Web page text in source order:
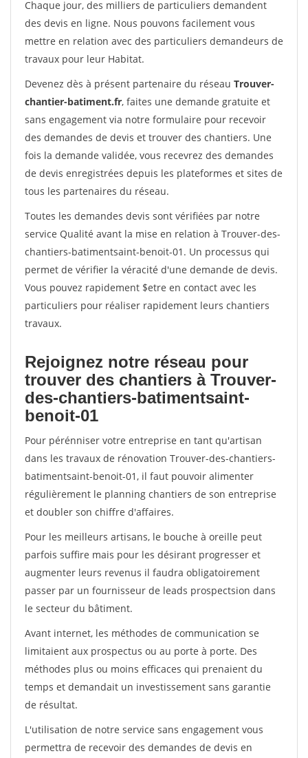
Chaque jour, des milliers de particuliers demandent
des devis en ligne. Nous pouvons facilement vous
mettre en relation avec des particuliers demandeurs de
travaux pour leur Habitat.
Devenez dès à présent partenaire du réseau Trouver-
chantier-batiment.fr, faites une demande gratuite et
sans engagement via notre formulaire pour recevoir
des demandes de devis et trouver des chantiers. Une
fois la demande validée, vous recevrez des demandes
de devis enregistrées depuis les plateformes et sites de
tous les partenaires du réseau.
Toutes les demandes devis sont vérifiées par notre
service Qualité avant la mise en relation à Trouver-des-
chantiers-batimentsaint-benoit-01. Un processus qui
permet de vérifier la véracité d'une demande de devis.
Vous pouvez rapidement $etre en contact avec les
particuliers pour réaliser rapidement leurs chantiers
travaux.
Rejoignez notre réseau pour
trouver des chantiers à Trouver-
des-chantiers-batimentsaint-
benoit-01
Pour pérénniser votre entreprise en tant qu'artisan
dans les travaux de rénovation Trouver-des-chantiers-
batimentsaint-benoit-01, il faut pouvoir alimenter
régulièrement le planning chantiers de son entreprise
et doubler son chiffre d'affaires.
Pour les meilleurs artisans, le bouche à oreille peut
parfois suffire mais pour les désirant progresser et
augmenter leurs revenus il faudra obligatoirement
passer par un fournisseur de leads prospectsion dans
le secteur du bâtiment.
Avant internet, les méthodes de communication se
limitaient aux prospectus ou au porte à porte. Des
méthodes plus ou moins efficaces qui prenaient du
temps et demandait un investissement sans garantie
de résultat.
L'utilisation de notre service sans engagement vous
permettra de recevoir des demandes de devis en